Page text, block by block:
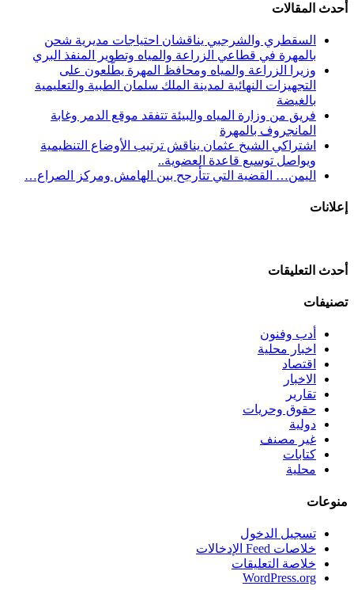
أحدث المقالات
السقطري والشرجبي يناقشان احتياجات مديرية شحن
بالمهرة في قطاعي الزراعة والمياه وتطوير المنفذ البري
وزيرا الزراعة والمياه ومحافظ المهرة يطّلعون على
التجهيزات النهائية لمدينة الملك سلمان الطبية والتعليمية
بالغيضة
فريق من وزارة المياه والبيئة تتفقد موقع الدمر وغابة
المانجروف بالمهرة
اشتراكي الشيخ عثمان يناقش ترتيب الأوضاع التنظيمية
ويواصل توسيع قاعدة العضوية..
اليمن… القضية التي تتأرجح بين الهامش ومركز الصراع…
إعلانات
أحدث التعليقات
تصنيفات
أدب وفنون
اخبار محلية
اقتصاد
الاخبار
تقارير
حقوق وحريات
دولية
غير مصنف
كتابات
محلية
منوعات
تسجيل الدخول
خلاصات Feed الإدخالات
خلاصة التعليقات
WordPress.org